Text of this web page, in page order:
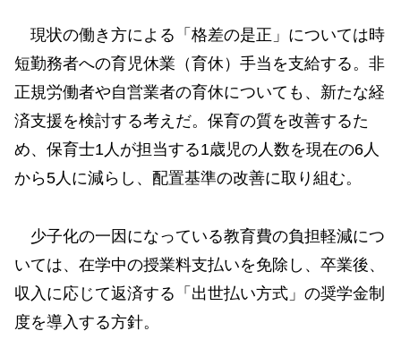
現状の働き方による「格差の是正」については時
短勤務者への育児休業（育休）手当を支給する。非
正規労働者や自営業者の育休についても、新たな経
済支援を検討する考えだ。保育の質を改善するた
め、保育士1人が担当する1歳児の人数を現在の6人
から5人に減らし、配置基準の改善に取り組む。
少子化の一因になっている教育費の負担軽減につ
いては、在学中の授業料支払いを免除し、卒業後、
収入に応じて返済する「出世払い方式」の奨学金制
度を導入する方針。